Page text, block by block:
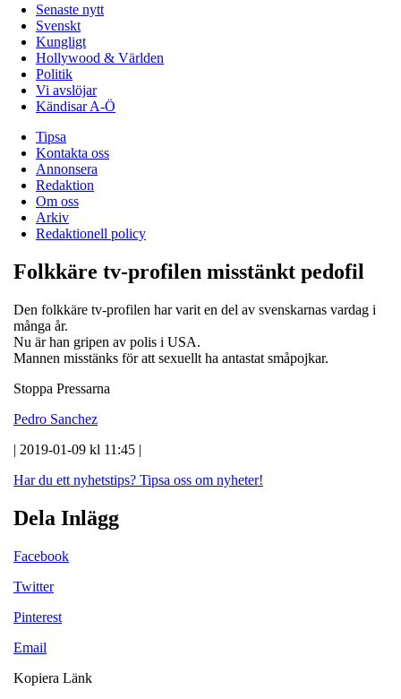
Senaste nytt
Svenskt
Kungligt
Hollywood & Världen
Politik
Vi avslöjar
Kändisar A-Ö
Tipsa
Kontakta oss
Annonsera
Redaktion
Om oss
Arkiv
Redaktionell policy
Folkkäre tv-profilen misstänkt pedofil
Den folkkäre tv-profilen har varit en del av svenskarnas vardag i
många år.
Nu är han gripen av polis i USA.
Mannen misstänks för att sexuellt ha antastat småpojkar.
Stoppa Pressarna
Pedro Sanchez
| 2019-01-09 kl 11:45 |
Har du ett nyhetstips? Tipsa oss om nyheter!
Dela Inlägg
Facebook
Twitter
Pinterest
Email
Kopiera Länk